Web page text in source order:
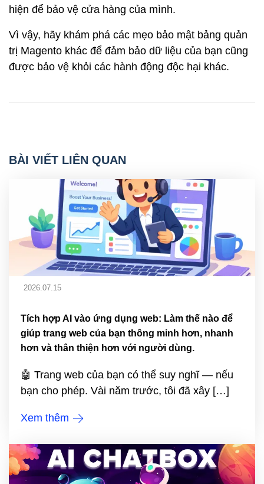
hiện để bảo vệ cửa hàng của mình.
Vì vậy, hãy khám phá các mẹo bảo mật bảng quản
trị Magento khác để đảm bảo dữ liệu của bạn cũng
được bảo vệ khỏi các hành động độc hại khác.
BÀI VIẾT LIÊN QUAN
2026.07.15
Tích hợp AI vào ứng dụng web: Làm thế nào để
giúp trang web của bạn thông minh hơn, nhanh
hơn và thân thiện hơn với người dùng.
🤖 Trang web của bạn có thể suy nghĩ — nếu
bạn cho phép. Vài năm trước, tôi đã xây […]
Xem thêm